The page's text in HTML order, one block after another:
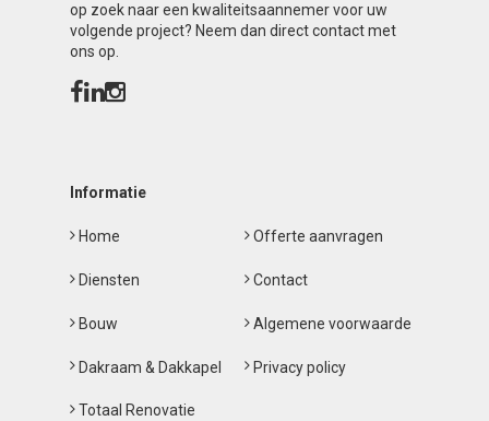
op zoek naar een kwaliteitsaannemer voor uw
volgende project? Neem dan direct contact met
ons op.
Informatie
Home
Diensten
Bouw
Dakraam & Dakkapel
Totaal Renovatie
Offerte aanvragen
Contact
Algemene voorwaarde
Privacy policy